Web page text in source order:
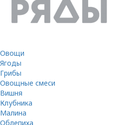
Овощи
Ягоды
Грибы
Овощные смеси
Вишня
Клубника
Малина
Облепиха